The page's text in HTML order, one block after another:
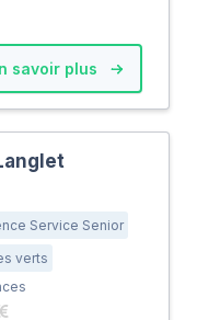
savoir plus
Service Senior
verts